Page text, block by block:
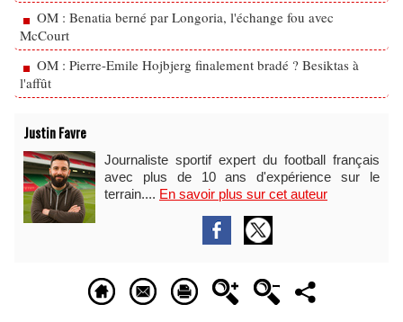
OM : Benatia berné par Longoria, l'échange fou avec
McCourt
OM : Pierre-Emile Hojbjerg finalement bradé ? Besiktas à
l'affût
Justin Favre
Journaliste sportif expert du football français
avec plus de 10 ans d'expérience sur le
terrain.... En savoir plus sur cet auteur